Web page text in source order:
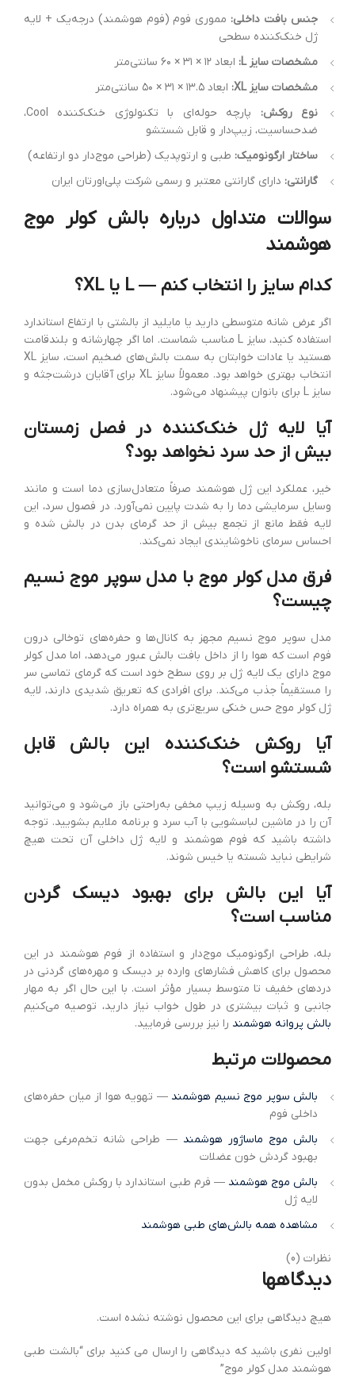
جنس بافت داخلی: مموری فوم (فوم هوشمند) درجه‌یک + لایه
ژل خنک‌کننده سطحی
مشخصات سایز L:
ابعاد ۱۲ × ۳۱ × ۶۰ سانتی‌متر
مشخصات سایز XL:
ابعاد ۱۳.۵ × ۳۱ × ۵۰ سانتی‌متر
نوع روکش:
پارچه حوله‌ای با تکنولوژی خنک‌کننده Cool،
ضدحساسیت، زیپ‌دار و قابل شستشو
ساختار ارگونومیک: طبی و ارتوپدیک (طراحی موج‌دار دو ارتفاعه)
گارانتی: دارای گارانتی معتبر و رسمی شرکت پلی‌اورتان ایران
سوالات متداول درباره بالش کولر موج
هوشمند
کدام سایز را انتخاب کنم — L یا XL؟
اگر عرض شانه متوسطی دارید یا مایلید از بالشتی با ارتفاع استاندارد
استفاده کنید، سایز L مناسب شماست. اما اگر چهارشانه و بلندقامت
هستید یا عادات خوابتان به سمت بالش‌های ضخیم است، سایز XL
انتخاب بهتری خواهد بود. معمولاً سایز XL برای آقایان درشت‌جثه و
سایز L برای بانوان پیشنهاد می‌شود.
آیا لایه ژل خنک‌کننده در فصل زمستان
بیش از حد سرد نخواهد بود؟
خیر، عملکرد این ژل هوشمند صرفاً متعادل‌سازی دما است و مانند
وسایل سرمایشی دما را به شدت پایین نمی‌آورد. در فصول سرد، این
لایه فقط مانع از تجمع بیش از حد گرمای بدن در بالش شده و
احساس سرمای ناخوشایندی ایجاد نمی‌کند.
فرق مدل کولر موج با مدل سوپر موج نسیم
چیست؟
مدل سوپر موج نسیم مجهز به کانال‌ها و حفره‌های توخالی درون
فوم است که هوا را از داخل بافت بالش عبور می‌دهد، اما مدل کولر
موج دارای یک لایه ژل بر روی سطح خود است که گرمای تماسی سر
را مستقیماً جذب می‌کند. برای افرادی که تعریق شدیدی دارند، لایه
ژل کولر موج حس خنکی سریع‌تری به همراه دارد.
آیا روکش خنک‌کننده این بالش قابل
شستشو است؟
بله، روکش به وسیله زیپ مخفی به‌راحتی باز می‌شود و می‌توانید
آن را در ماشین لباسشویی با آب سرد و برنامه ملایم بشویید. توجه
داشته باشید که فوم هوشمند و لایه ژل داخلی آن تحت هیچ
شرایطی نباید شسته یا خیس شوند.
آیا این بالش برای بهبود دیسک گردن
مناسب است؟
بله، طراحی ارگونومیک موج‌دار و استفاده از فوم هوشمند در این
محصول برای کاهش فشارهای وارده بر دیسک و مهره‌های گردنی در
دردهای خفیف تا متوسط بسیار مؤثر است. با این حال اگر به مهار
جانبی و ثبات بیشتری در طول خواب نیاز دارید، توصیه می‌کنیم
بالش پروانه هوشمند را نیز بررسی فرمایید.
محصولات مرتبط
بالش سوپر موج نسیم هوشمند — تهویه هوا از میان حفره‌های
داخلی فوم
بالش موج ماساژور هوشمند — طراحی شانه تخم‌مرغی جهت
بهبود گردش خون عضلات
بالش موج هوشمند — فرم طبی استاندارد با روکش مخمل بدون
لایه ژل
مشاهده همه بالش‌های طبی هوشمند
نظرات (0)
دیدگاهها
هیچ دیدگاهی برای این محصول نوشته نشده است.
اولین نفری باشید که دیدگاهی را ارسال می کنید برای “بالشت طبی
هوشمند مدل کولر موج”